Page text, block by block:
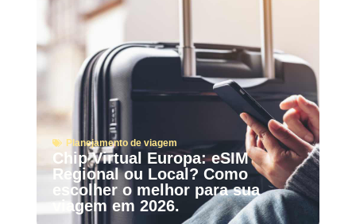
Planejamento de viagem
Chip Virtual Europa: eSIM
Regional ou Local? Como
escolher o melhor para sua
viagem em 2026.